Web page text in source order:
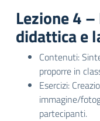
Lezione 4
didattica e
Contenuti:
proporre in
Esercizi:
immagine/
partecipanti.